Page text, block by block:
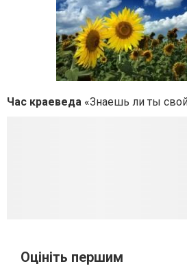
Час краеведа «Знаешь ли ты
Оцініть першим